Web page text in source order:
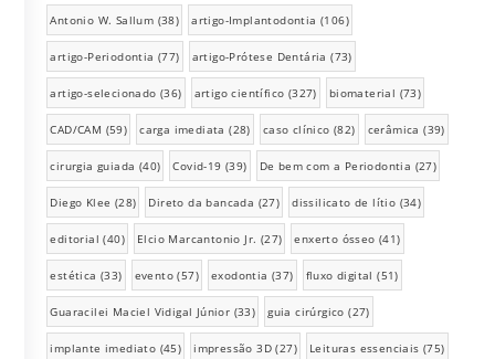
Antonio W. Sallum (38) artigo-Implantodontia (106)
artigo-Periodontia (77) artigo-Prótese Dentária (73)
artigo-selecionado (36) artigo científico (327) biomaterial (73)
CAD/CAM (59) carga imediata (28) caso clínico (82) cerâmica (39)
cirurgia guiada (40) Covid-19 (39) De bem com a Periodontia (27)
Diego Klee (28) Direto da bancada (27) dissilicato de lítio (34)
editorial (40) Elcio Marcantonio Jr. (27) enxerto ósseo (41)
estética (33) evento (57) exodontia (37) fluxo digital (51)
Guaracilei Maciel Vidigal Júnior (33) guia cirúrgico (27)
implante imediato (45) impressão 3D (27) Leituras essenciais (75)